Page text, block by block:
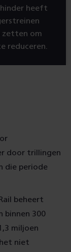
heeft
zetten om
reduceren.
door trillingen
die periode
beheert
binnen 300
miljoen
het niet